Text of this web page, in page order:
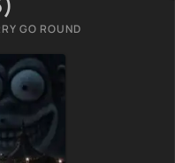
GO ROUND